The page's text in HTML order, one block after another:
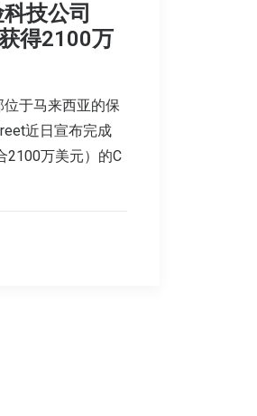
技公司
得2100万
于马来西亚的保
近日宣布完成
2100万美元）的C